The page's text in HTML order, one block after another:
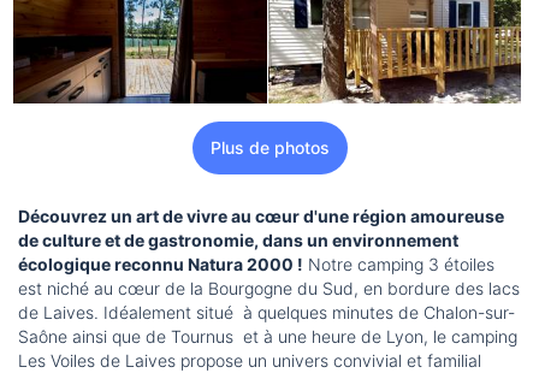
Plus de photos
Découvrez un art de vivre au cœur d'une région amoureuse
de culture et de gastronomie, dans un environnement
écologique reconnu Natura 2000 ! Notre camping 3 étoiles
est niché au cœur de la Bourgogne du Sud, en bordure des lacs
de Laives. Idéalement situé à quelques minutes de Chalon-sur-
Saône ainsi que de Tournus et à une heure de Lyon, le camping
Les Voiles de Laives propose un univers convivial et familial